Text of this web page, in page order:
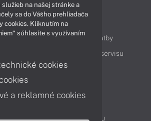
Obsah
Možnosti doručenia a platby
Cenník servisu
Kontakty
oddelenie
Reklamácia tovaru
na našej stránke a
sa do Vášho prehliadača
cookies. Kliknutím na
súhlasíte s využívaním
cookies
a reklamné cookies